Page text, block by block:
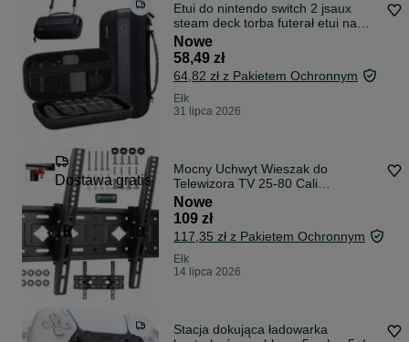
Etui do nintendo switch 2 jsaux
steam deck torba futerał etui na
akces
Nowe
58,49 zł
64,82 zł z Pakietem Ochronnym
Ełk
31 lipca 2026
Dostawa gratis
Mocny Uchwyt Wieszak do
Telewizora TV 25-80 Cali
Regulowany do 80kg
Nowe
109 zł
117,35 zł z Pakietem Ochronnym
Ełk
14 lipca 2026
Stacja dokująca ładowarka